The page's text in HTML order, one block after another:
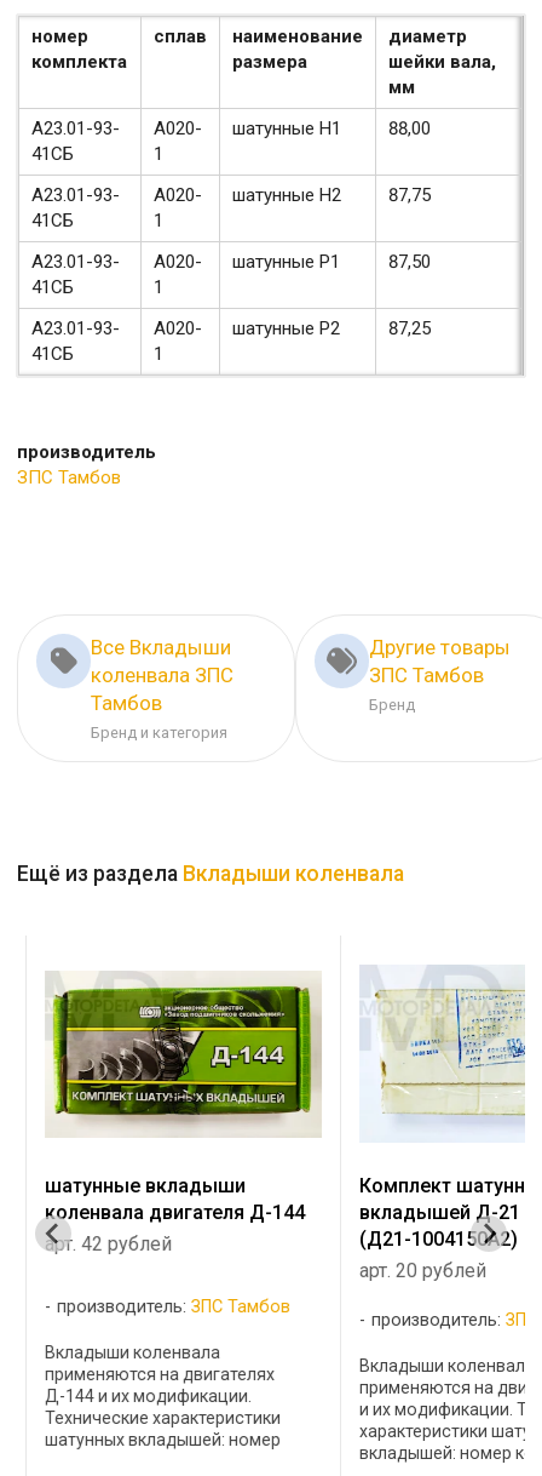
номер
комплекта
сплав
наименование
размера
диаметр
шейки вала,
мм
А23.01-93-
41СБ
А020-
1
шатунные Н1 88,00
А23.01-93-
41СБ
А020-
1
шатунные Н2 87,75
А23.01-93-
41СБ
А020-
1
шатунные Р1 87,50
А23.01-93-
41СБ
А020-
1
шатунные Р2 87,25
производитель
ЗПС Тамбов
Все Вкладыши
коленвала ЗПС
Тамбов
Бренд и категория
Другие товары
ЗПС Тамбов
Бренд
Ещё из раздела Вкладыши коленвала
шатунные вкладыши
коленвала двигателя Д-144
арт. 42 рублей
производитель:ЗПС Тамбов
Вкладыши коленвала
применяются на двигателях
Д-144 и их модификации.
Технические характеристики
шатунных вкладышей: номер
Комплект
вкладышей Д-21
(Д21-1004150А2)
арт. 20 рублей
производитель:ЗПС
Вкладыши коленвала
применяются на
и их модификации.
характеристики
вкладышей: номер